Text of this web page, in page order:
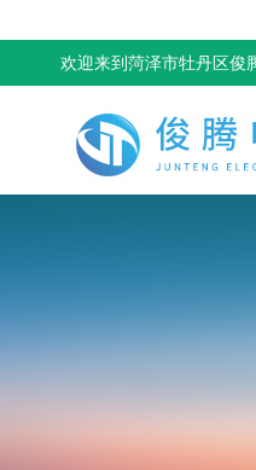
欢迎来到菏泽市牡丹区俊